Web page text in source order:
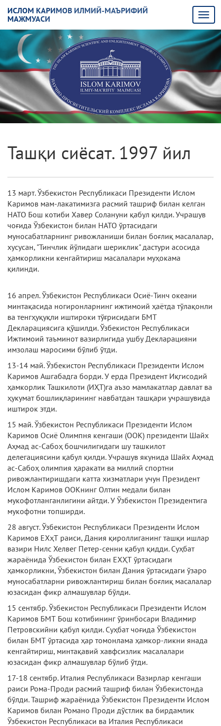
ИСЛОМ КАРИМОВ ИЛМИЙ-МАЪРИФИЙ
МАЖМУАСИ
Ташқи сиёсат. 1997 йил
13 март. Ўзбекистон Республикаси Президенти Ислом
Каримов мам-лакатимизга расмий ташриф билан келган
НАТО Бош котиби Хавер Солануни қабул қилди. Учрашув
чоғида Ўзбекистон билан НАТО ўртасидаги
муносабатларнинг ривожланиши билан боғлиқ масалалар,
хусусан, "Тинчлик йўлидаги шериклик" дастури асосида
ҳамкорликни кенгайтириш масалалари муҳокама
қилинди.
16 апрел. Ўзбекистон Республикаси Осиё-Тинч океани
минтақасида ногиронларнинг ижтимоий ҳаётда тўлақонли
ва тенгҳуқуқли иштироки тўғрисидаги БМТ
Декларациясига қўшилди. Ўзбекистон Республикаси
Ижтимоий таъминот вазирлигида ушбу Декларацияни
имзолаш маросими бўлиб ўтди.
13-14 май. Ўзбекистон Республикаси Президенти Ислом
Каримов Ашгабадга борди. У ерда Президент Иқгисодий
ҳамкорлик Ташкилоти (ИҲТ)га аъзо мамлакатлар давлат ва
ҳукумат бошлиқларининг навбатдан ташқари учрашувида
иштирок этди.
15 май. Ўзбекистон Республикаси Президенти Ислом
Каримов Осиё Олимпня кенгаши (ООК) президенти Шайх
Аҳмад ас-Сабоҳ бошчилигидаги шу ташкилот
делегациясини қабул қилди. Учрашув якунида Шайх Аҳмад
ас-Сабоҳ олимпия ҳаракати ва миллий спортни
ривожлантиришдаги катта хизматлари учун Президент
Ислом Каримов ООКнинг Олтин медали билан
мукофотланганлигини айтди. У Ўзбекистон Президентига
мукофотни топширди.
28 август. Ўзбекистон Республикаси Президенти Ислом
Каримов ЕХҳТ раиси, Дания қироллиганинг ташқи ишлар
вазири Нилс Хелвег Петер-сенни қабул қидди. Суҳбат
жараёнида Ўзбекистон билан ЕХҲТ ўртасидаги
ҳамкорликни, Ўзбекистон билан Дания ўртасидаги ўзаро
муносабатларни ривожлантириш билан боғлиқ масалалар
юзасидан фикр алмашувлар бўлди.
15 сентябр. Ўзбекистон Республикаси Президенти Ислом
Каримов БМТ Бош котибининг ўринбосари Владимир
Петровскийни қабул қилди. Суҳбат чоғида Ўзбекистон
билан БМТ ўртасида ҳар томонлама ҳамкор-ликни янада
кенгайтириш, минтақавий хавфсизлик масалалари
юзасидан фикр алмашувлар бўлиб ўтди.
17-18 сентябр. Италия Республикаси Вазирлар кенгаши
раиси Рома-Проди расмий ташриф билан Ўзбекистонда
бўлди. Ташриф жараёнида Ўзбекистон Президенти Ислом
Каримов билан Романо Проди дўстлик ва бирдамлик
Ўзбекистон Республикаси ва Италия Республикаси